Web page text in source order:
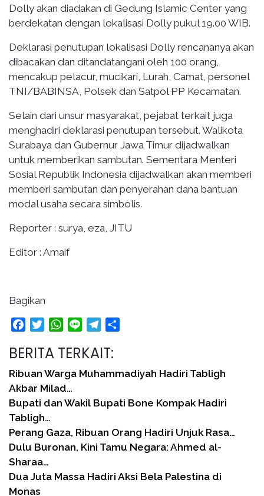
Dolly akan diadakan di Gedung Islamic Center yang
berdekatan dengan lokalisasi Dolly pukul 19.00 WIB.
Deklarasi penutupan lokalisasi Dolly rencananya akan
dibacakan dan ditandatangani oleh 100 orang,
mencakup pelacur, mucikari, Lurah, Camat, personel
TNI/BABINSA, Polsek dan Satpol PP Kecamatan.
Selain dari unsur masyarakat, pejabat terkait juga
menghadiri deklarasi penutupan tersebut. Walikota
Surabaya dan Gubernur Jawa Timur dijadwalkan
untuk memberikan sambutan. Sementara Menteri
Sosial Republik Indonesia dijadwalkan akan memberi
memberi sambutan dan penyerahan dana bantuan
modal usaha secara simbolis.
Reporter : surya, eza, JITU
Editor : Amaif
Bagikan
FacebookTwitterWhatsApp
Line Telegram
BERITA TERKAIT:
Ribuan Warga Muhammadiyah Hadiri Tabligh
Akbar Milad…
Bupati dan Wakil Bupati Bone Kompak Hadiri
Tabligh…
Perang Gaza, Ribuan Orang Hadiri Unjuk Rasa…
Dulu Buronan, Kini Tamu Negara: Ahmed al-
Sharaa…
Dua Juta Massa Hadiri Aksi Bela Palestina di
Monas